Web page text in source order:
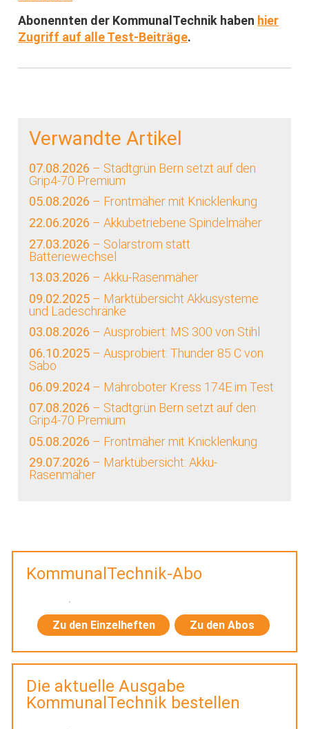
Abonennten der KommunalTechnik haben hier
Zugriff auf alle Test-Beiträge.
Verwandte Artikel
07.08.2026 – Stadtgrün Bern setzt auf den
Grip4-70 Premium
05.08.2026 – Frontmäher mit Knicklenkung
22.06.2026 – Akkubetriebene Spindelmäher
27.03.2026 – Solarstrom statt
Batteriewechsel
13.03.2026 – Akku-Rasenmäher
09.02.2025 – Marktübersicht Akkusysteme
und Ladeschränke
03.08.2026 – Ausprobiert: MS 300 von Stihl
06.10.2025 – Ausprobiert: Thunder 85 C von
Sabo
06.09.2024 – Mähroboter Kress 174E im Test
07.08.2026 – Stadtgrün Bern setzt auf den
Grip4-70 Premium
05.08.2026 – Frontmäher mit Knicklenkung
29.07.2026 – Marktübersicht: Akku-
Rasenmäher
KommunalTechnik-Abo
Zu den Einzelheften Zu den Abos
Die aktuelle Ausgabe
KommunalTechnik bestellen